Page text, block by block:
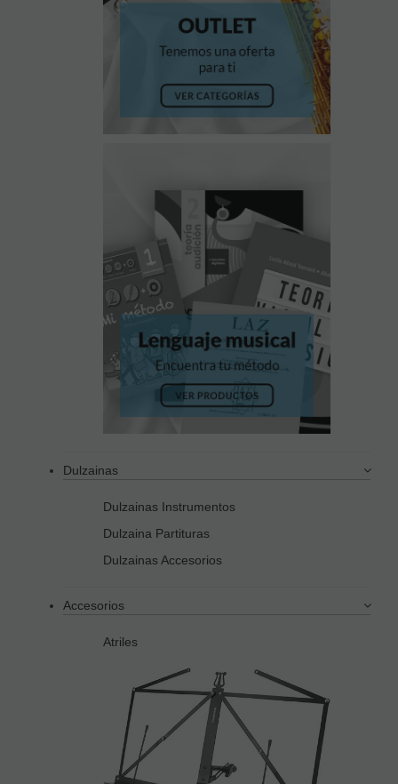
Dulzainas
Dulzainas Instrumentos
Dulzaina Partituras
Dulzainas Accesorios
Accesorios
Atriles